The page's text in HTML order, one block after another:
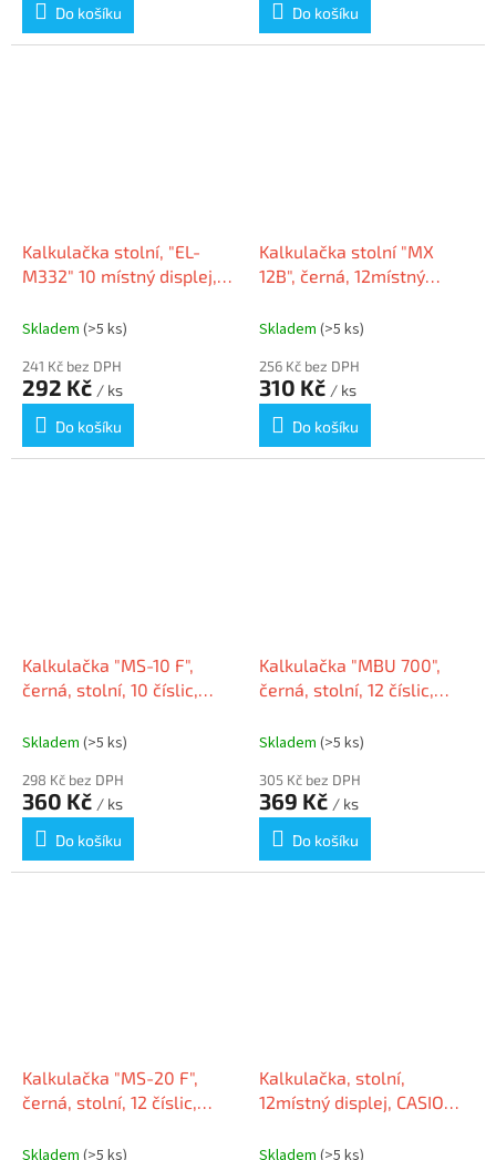
Do košíku
Do košíku
Kalkulačka stolní, "EL-
M332" 10 místný displej,
Skladem (>5 ks)
241 Kč bez DPH
292 Kč / ks
Do košíku
Kalkulačka stolní "MX
12B", černá, 12místný
Skladem (>5 ks)
256 Kč bez DPH
310 Kč / ks
Do košíku
Kalkulačka "MS-10 F",
černá, stolní, 10 číslic,
Skladem (>5 ks)
298 Kč bez DPH
360 Kč / ks
Do košíku
Kalkulačka "MBU 700",
černá, stolní, 12 číslic,
Skladem (>5 ks)
305 Kč bez DPH
369 Kč / ks
Do košíku
Kalkulačka "MS-20 F",
černá, stolní, 12 číslic,
Kalkulačka, stolní,
12místný displej, CASIO